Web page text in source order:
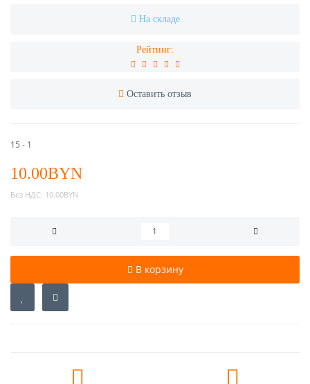
На складе
Рейтинг:
Оставить отзыв
15 - 1
10.00BYN
Без НДС: 10.00BYN
В корзину